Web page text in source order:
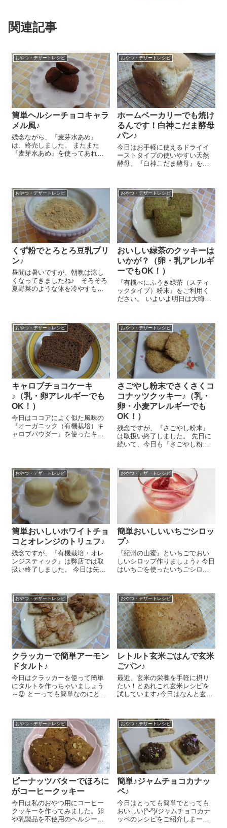
関連記事
おやつ・デザートレシピ
簡単ヘルシーチョコキャラ
メル風♪
残念ながら、『麦芽水あめ』
は、終売しました。 またまた
『麦芽水あめ』を使ってあれこ
過ぎがだいぶ防げそうな感じで
す...
おやつ・デザートレシピ
ホームベーカリーでも焼け
るんです！白神こだま酵母
パン♪
今日はお手軽に使えるドライイ
ーストタイプの使いやすい天然
酵母、『白神こだま酵母』を使
ご紹介しまーす ホームベーカリ
ーの釜にパン用強力粉（国産小
麦使用） 250g、てんさい糖
6g、塩...
おやつ・デザートレシピ
くず粉でとろとろ豆乳プリ
ン♪
昼間は暑いですが、朝晩は涼し
くなってきましたね♪ そろそろ
夏野菜のような体を冷やすもの
ますが、あまり体を冷やさない
ようにしていき...
おやつ・デザートレシピ
おいしい緑茶のクッキーは
いかが？（卵・乳アレルギ
ーでもOK！）
『有機べにふうき緑茶（スティ
ックタイプ）粉末』をご利用く
ださい。 いよいよ明日は大晦
いりましたが、お役に立てたで
しょうか？いつも読んでいただ
き、コメントを下さったり...
おやつ・デザートレシピ
キャロブチョコケーキ
♪（乳・卵アレルギーでも
OK！）
今日はココアによく似た風味の
『オーガニック（有機栽培）キ
ャロブパウダー』を使ったキャ
し、とっても簡単なんですよ
～！ 『オーガニ...
おやつ・デザートレシピ
さごやし粉末でさくさくコ
コナッツクッキー♪（乳・
卵・小麦アレルギーでも
OK！）
残念ですが、『さごやし粉末』
は取扱い終了しました。 先日に
続いて、今日も『さごやし粉
『さごやし粉末』だけを使って
作ってみましたよ！ですから、
乳・卵・小麦アレルギーの方...
おやつ・デザートレシピ
簡単おいしいホワイトチョ
コとオレンジのトリュフ♪
残念ですが、『有機栽培・オレ
ンジスティック』は弊店では取
扱い終了しました。 今日は先日
トチョコのトリュフのレシピを
ご紹介しまーす😉 こちらもバレ
ンタインにおススメ＾＾...
おやつ・デザートレシピ
簡単おいしいいちごシロッ
プ♪
『紀州の山蜜』といちごでおい
しいシロップ作りましょう♪ 今日
はいちごを使ったいちごシロッ
いちご 250g(1パック)は2等分か
ら4等分に切ります。『紀州の...
おやつ・デザートレシピ
クラッカーで簡単アーモン
ドタルト♪
今日はクラッカーを使って簡単
にタルトを作っちゃいましょう
～😉 とーっても簡単なのにとー
ルシロップ 15gをいれてよく混
ぜます。『全粒粉クラッカ
ー』 15枚に乗せ、180℃の...
おやつ・デザートレシピ
レトルト玄米ごはんで玄米
ごパン♪
最近、玄米の栄養を手軽に摂り
たい！とあれこれ玄米レシピを
試しています♪今日はなんと玄米
したよ～!(^^)! 国産強力粉
250g、『有機玄米ごはん』
160g、砂糖 10g、塩 5...
おやつ・デザートレシピ
ピーナッツバターでほろに
がコーヒークッキー
今日は私のおやつ用にコーヒー
クッキーを作ってみました。卵
や乳製品を不使用のヘルシーク
おやつ・デザートレシピ
簡単♪ジャムチョコカナッ
ペ♪
今日はとっても簡単でとっても
おいしい(^-^)/ジャムチョコカナ
ッペのレシピをご紹介しまー